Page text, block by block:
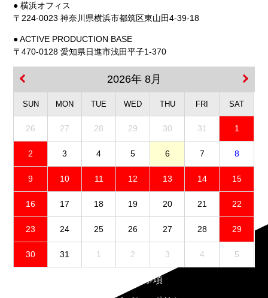
● 横浜オフィス
〒224-0023 神奈川県横浜市都筑区東山田4-39-18
● ACTIVE PRODUCTION BASE
〒470-0128 愛知県日進市浅田平子1-370
2026年 8月
SUN MON TUE WED THU FRI SAT
26 27 28 29 30 31 1
2 3 4 5 6 7 8
9 10 11 12 13 14 15
16 17 18 19 20 21 22
23 24 25 26 27 28 29
30 31 1 2 3 4 5
免責事項